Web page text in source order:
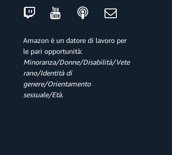
Amazon è un datore di lavoro per
le pari opportunità:
Minoranza/Donne/Disabilità/Vete
rano/Identità di
genere/Orientamento
sessuale/Età.